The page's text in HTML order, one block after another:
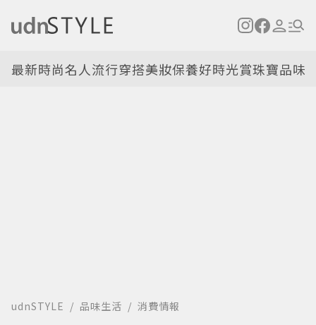
最新時尚名人流行穿搭美妝保養好時光賞珠寶品味
udnSTYLE 品味生活 消費情報